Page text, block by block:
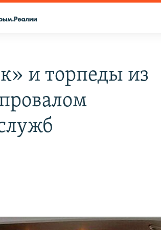
и торпеды из